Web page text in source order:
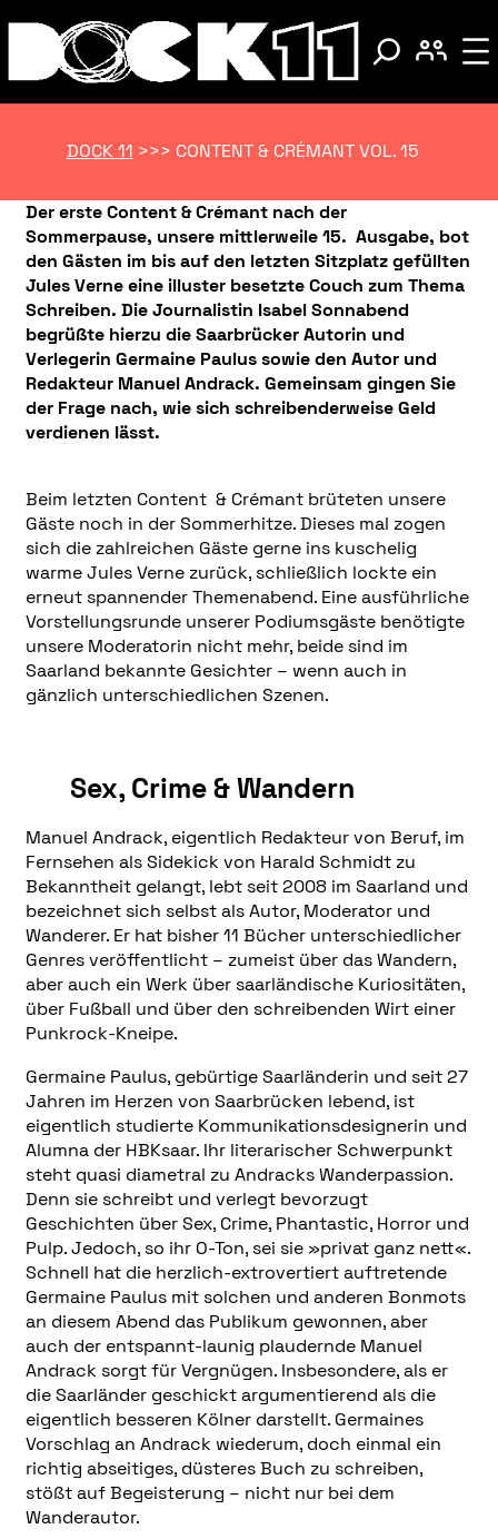
DOCK 11 >>> CONTENT & CRÉMANT VOL. 15
Der erste Content & Crémant nach der
Sommerpause, unsere mittlerweile 15. Ausgabe, bot
den Gästen im bis auf den letzten Sitzplatz gefüllten
Jules Verne eine illuster besetzte Couch zum Thema
Schreiben. Die Journalistin Isabel Sonnabend
begrüßte hierzu die Saarbrücker Autorin und
Verlegerin Germaine Paulus sowie den Autor und
Redakteur Manuel Andrack. Gemeinsam gingen Sie
der Frage nach, wie sich schreibenderweise Geld
verdienen lässt.
Beim letzten Content & Crémant brüteten unsere
Gäste noch in der Sommerhitze. Dieses mal zogen
sich die zahlreichen Gäste gerne ins kuschelig
warme Jules Verne zurück, schließlich lockte ein
erneut spannender Themenabend. Eine ausführliche
Vorstellungsrunde unserer Podiumsgäste benötigte
unsere Moderatorin nicht mehr, beide sind im
Saarland bekannte Gesichter – wenn auch in
gänzlich unterschiedlichen Szenen.
Sex, Crime & Wandern
Manuel Andrack, eigentlich Redakteur von Beruf, im
Fernsehen als Sidekick von Harald Schmidt zu
Bekanntheit gelangt, lebt seit 2008 im Saarland und
bezeichnet sich selbst als Autor, Moderator und
Wanderer. Er hat bisher 11 Bücher unterschiedlicher
Genres veröffentlicht – zumeist über das Wandern,
aber auch ein Werk über saarländische Kuriositäten,
über Fußball und über den schreibenden Wirt einer
Punkrock-Kneipe.
Germaine Paulus, gebürtige Saarländerin und seit 27
Jahren im Herzen von Saarbrücken lebend, ist
eigentlich studierte Kommunikationsdesignerin und
Alumna der HBKsaar. Ihr literarischer Schwerpunkt
steht quasi diametral zu Andracks Wanderpassion.
Denn sie schreibt und verlegt bevorzugt
Geschichten über Sex, Crime, Phantastic, Horror und
Pulp. Jedoch, so ihr O-Ton, sei sie »privat ganz nett«.
Schnell hat die herzlich-extrovertiert auftretende
Germaine Paulus mit solchen und anderen Bonmots
an diesem Abend das Publikum gewonnen, aber
auch der entspannt-launig plaudernde Manuel
Andrack sorgt für Vergnügen. Insbesondere, als er
die Saarländer geschickt argumentierend als die
eigentlich besseren Kölner darstellt. Germaines
Vorschlag an Andrack wiederum, doch einmal ein
richtig abseitiges, düsteres Buch zu schreiben,
stößt auf Begeisterung – nicht nur bei dem
Wanderautor.